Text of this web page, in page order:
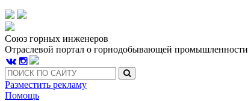
Союз горных инженеров
Отраслевой портал о горнодобывающей промышленности
Разместить рекламу
Помощь